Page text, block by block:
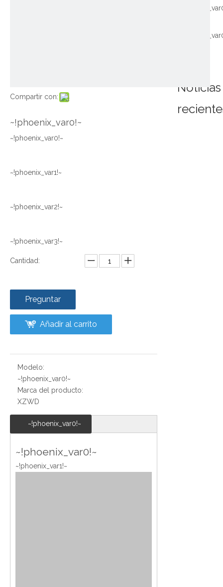
Compartir con:
~!phoenix_var0!~
~!phoenix_var0!~
~!phoenix_var1!~
~!phoenix_var2!~
~!phoenix_var3!~
Cantidad:
Preguntar
Añadir al carrito
Modelo:
~!phoenix_var0!~
Marca del producto:
XZWD
~!phoenix_var0!~
~!phoenix_var0!~
~!phoenix_var1!~
Noticias